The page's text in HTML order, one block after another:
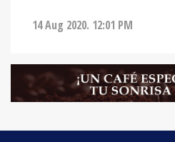
14 Aug 2020. 12:01 PM